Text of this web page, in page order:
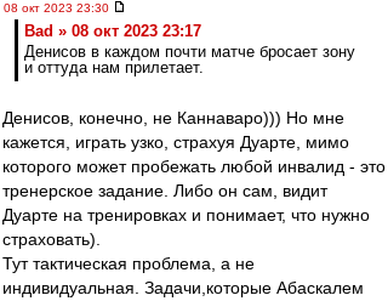
08 окт 2023 23:30
Bad » 08 окт 2023 23:17
Денисов в каждом почти матче бросает зону
и оттуда нам прилетает.
Денисов, конечно, не Каннаваро))) Но мне
кажется, играть узко, страхуя Дуарте, мимо
которого может пробежать любой инвалид - это
тренерское задание. Либо он сам, видит
Дуарте на тренировках и понимает, что нужно
страховать).
Тут тактическая проблема, а не
индивидуальная. Задачи,которые Абаскалем